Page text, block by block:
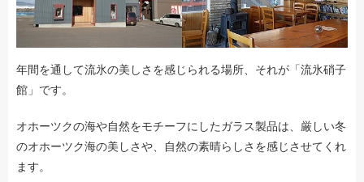
年間を通して流氷の美しさを感じられる場所、それが「流氷硝子
館」です。
オホーツクの海や自然をモチーフにしたガラス製品は、厳しい冬
のオホーツク海の美しさや、自然の素晴らしさを感じさせてくれ
ます。